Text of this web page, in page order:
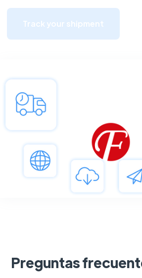
Track your shipment
Preguntas